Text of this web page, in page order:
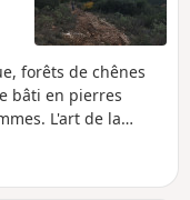
forêts de chênes
bâti en pierres
L'art de la
sentier